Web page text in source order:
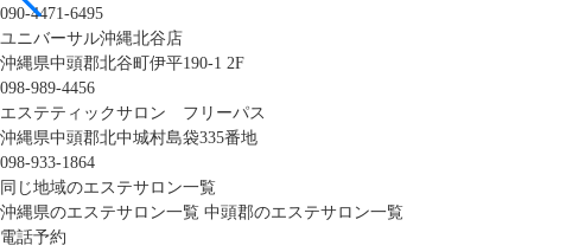
090-4471-6495
ユニバーサル沖縄北谷店
沖縄県中頭郡北谷町伊平190-1 2F
098-989-4456
エステティックサロン フリーパス
沖縄県中頭郡北中城村島袋335番地
098-933-1864
同じ地域のエステサロン一覧
沖縄県のエステサロン一覧 中頭郡のエステサロン一覧
電話予約